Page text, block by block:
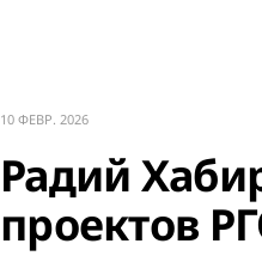
10 ФЕВР. 2026
Радий
проектов